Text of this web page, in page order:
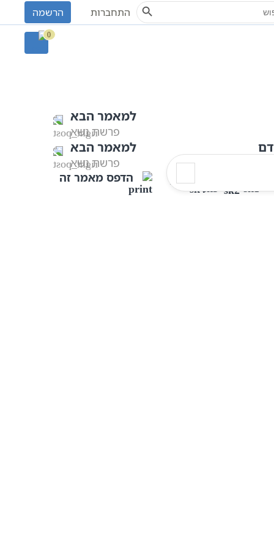
התחברות הרשמה
0
פרשת בהעלותך
למאמר הבא
פרשת נשא
למאמר הבא
פרשת נשא
הדפס מאמר זה